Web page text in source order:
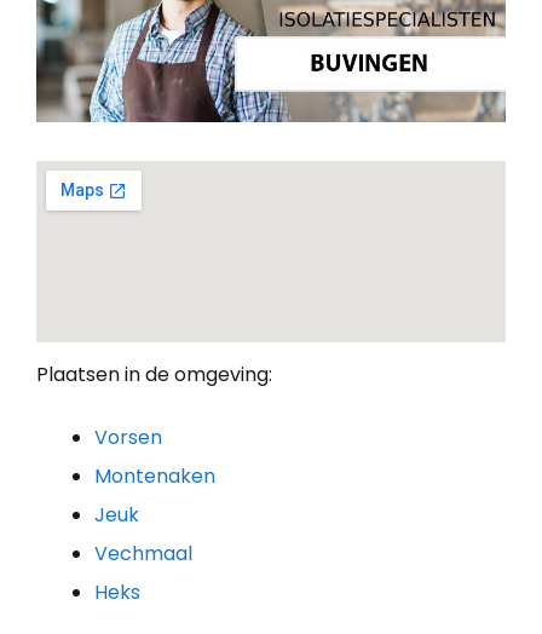
Plaatsen in de omgeving:
Vorsen
Montenaken
Jeuk
Vechmaal
Heks